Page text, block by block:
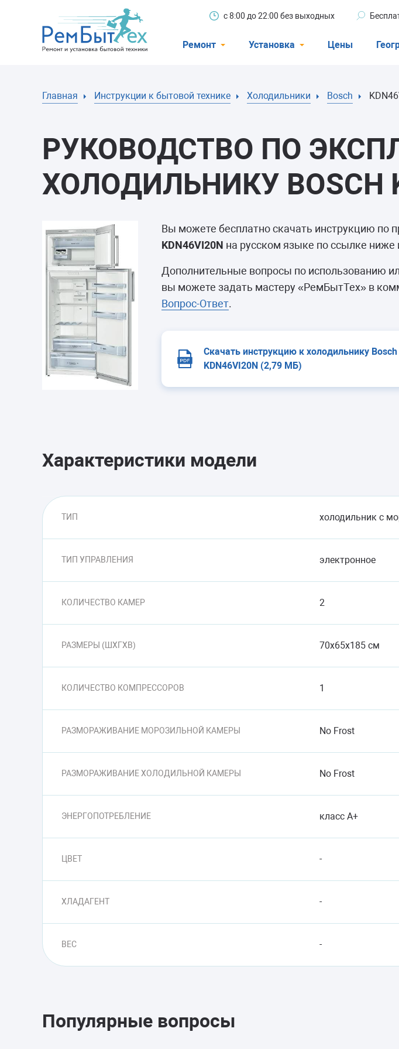
с 8:00 до 22:00 без выходных
Ремонт
Стиральные машины
Телевизоры
Варочные панели
Духовные шкафы
Сушильные машины
Установка
Посудомоечные машины
Цены
Главная Инструкции к бытовой технике Холодильники Bosch
РУКОВОДСТВО ПО
ХОЛОДИЛЬНИКУ BOSCH
Вы можете бесплатно скачать инструкцию по
KDN46VI20N на русском языке по ссылке ниже
Дополнительные вопросы по использованию
вы можете задать мастеру «РемБытТех» в
Вопрос-Ответ.
Скачать инструкцию к холодильнику Bosch
KDN46VI20N (2,79 МБ)
Характеристики модели
ТИП холодильник с
ТИП УПРАВЛЕНИЯ электронное
КОЛИЧЕСТВО КАМЕР 2
РАЗМЕРЫ (ШXГXВ) 70x65x185 см
КОЛИЧЕСТВО КОМПРЕССОРОВ 1
РАЗМОРАЖИВАНИЕ МОРОЗИЛЬНОЙ КАМЕРЫ No Frost
РАЗМОРАЖИВАНИЕ ХОЛОДИЛЬНОЙ КАМЕРЫ No Frost
ЭНЕРГОПОТРЕБЛЕНИЕ класс A+
ЦВЕТ -
ХЛАДАГЕНТ -
ВЕС -
Популярные вопросы